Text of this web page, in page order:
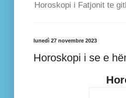
Horoskopi i Fatjonit te
lunedì 27 novembre 2023
Horoskopi i se e